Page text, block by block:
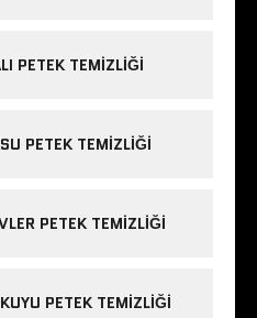
PETEK TEMIZLIĞI
PETEK TEMIZLIĞI
PETEK TEMIZLIĞI
PETEK TEMIZLIĞI